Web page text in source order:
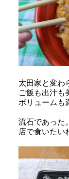
太田家と変わ
ご飯も出汁も
ボリュームも
流石であった。
店で食いたい